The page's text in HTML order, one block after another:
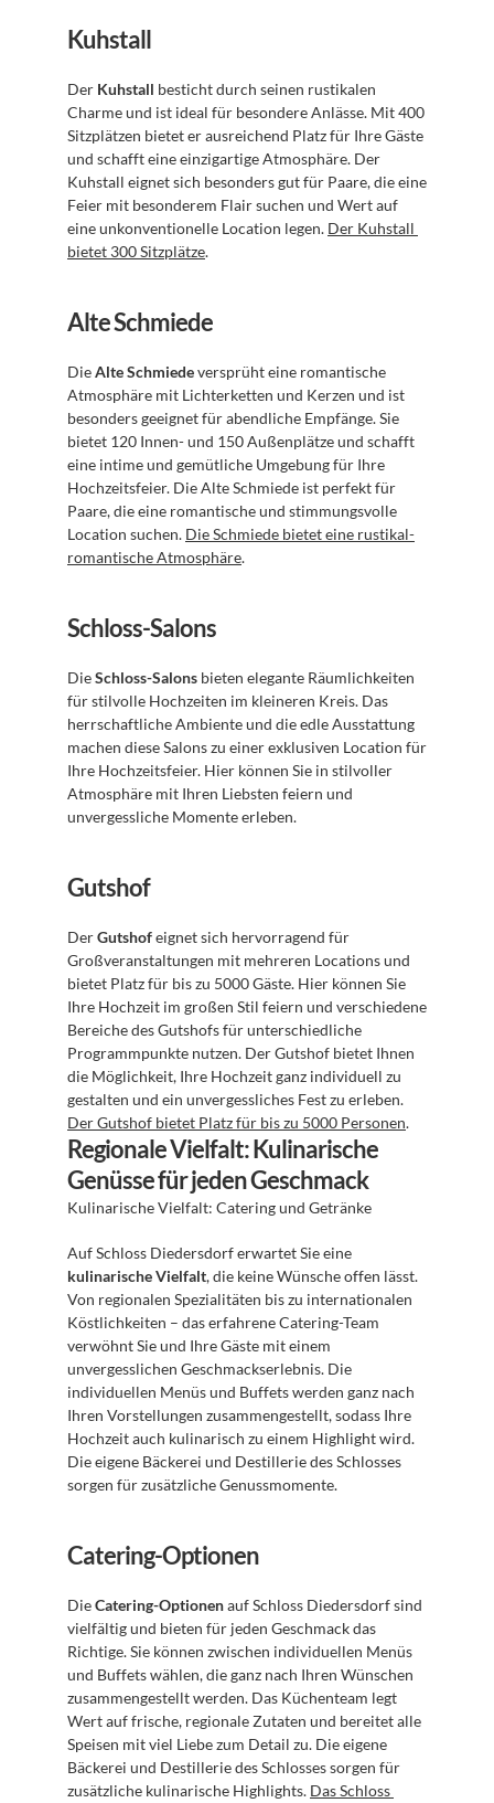
Kuhstall
Der Kuhstall besticht durch seinen rustikalen
Charme und ist ideal für besondere Anlässe. Mit 400
Sitzplätzen bietet er ausreichend Platz für Ihre Gäste
und schafft eine einzigartige Atmosphäre. Der
Kuhstall eignet sich besonders gut für Paare, die eine
Feier mit besonderem Flair suchen und Wert auf
eine unkonventionelle Location legen. Der Kuhstall
bietet 300 Sitzplätze.
Alte Schmiede
Die Alte Schmiede versprüht eine romantische
Atmosphäre mit Lichterketten und Kerzen und ist
besonders geeignet für abendliche Empfänge. Sie
bietet 120 Innen- und 150 Außenplätze und schafft
eine intime und gemütliche Umgebung für Ihre
Hochzeitsfeier. Die Alte Schmiede ist perfekt für
Paare, die eine romantische und stimmungsvolle
Location suchen. Die Schmiede bietet eine rustikal-
romantische Atmosphäre.
Schloss-Salons
Die Schloss-Salons bieten elegante Räumlichkeiten
für stilvolle Hochzeiten im kleineren Kreis. Das
herrschaftliche Ambiente und die edle Ausstattung
machen diese Salons zu einer exklusiven Location für
Ihre Hochzeitsfeier. Hier können Sie in stilvoller
Atmosphäre mit Ihren Liebsten feiern und
unvergessliche Momente erleben.
Gutshof
Der Gutshof eignet sich hervorragend für
Großveranstaltungen mit mehreren Locations und
bietet Platz für bis zu 5000 Gäste. Hier können Sie
Ihre Hochzeit im großen Stil feiern und verschiedene
Bereiche des Gutshofs für unterschiedliche
Programmpunkte nutzen. Der Gutshof bietet Ihnen
die Möglichkeit, Ihre Hochzeit ganz individuell zu
Der Gutshof bietet Platz für bis zu 5000 Personen.
Regionale Vielfalt: Kulinarische
Genüsse für jeden Geschmack
Kulinarische Vielfalt: Catering und Getränke
kulinarische Vielfalt, die keine Wünsche offen lässt.
Von regionalen Spezialitäten bis zu internationalen
Köstlichkeiten – das erfahrene Catering-Team
verwöhnt Sie und Ihre Gäste mit einem
unvergesslichen Geschmackserlebnis. Die
individuellen Menüs und Buffets werden ganz nach
Ihren Vorstellungen zusammengestellt, sodass Ihre
Hochzeit auch kulinarisch zu einem Highlight wird.
Die eigene Bäckerei und Destillerie des Schlosses
sorgen für zusätzliche Genussmomente.
Catering-Optionen
Die Catering-Optionen auf Schloss Diedersdorf sind
vielfältig und bieten für jeden Geschmack das
Richtige. Sie können zwischen individuellen Menüs
und Buffets wählen, die ganz nach Ihren Wünschen
zusammengestellt werden. Das Küchenteam legt
Wert auf frische, regionale Zutaten und bereitet alle
Speisen mit viel Liebe zum Detail zu. Die eigene
Bäckerei und Destillerie des Schlosses sorgen für
zusätzliche kulinarische Highlights. Das Schloss